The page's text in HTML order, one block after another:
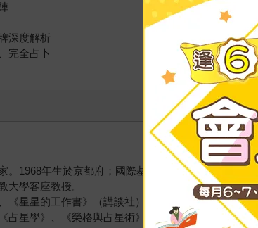
深度解析
完全占卜
。1968年生於京都府；國際基督大學畢業，該大學
大學客座教授。
《星星的工作書》（講談社）；《占星術夜話》、
占星學》、《榮格與占星術》（青土社）；《塔羅牌